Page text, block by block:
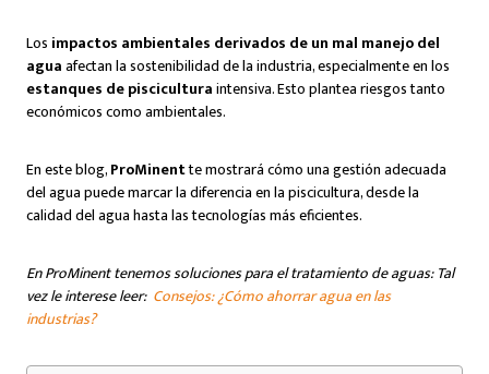
Los impactos ambientales derivados de un mal manejo del
aguaafectan la sostenibilidad de la industria, especialmente en los
estanques de pisciculturaintensiva. Esto plantea riesgos tanto
económicos como ambientales.
En este blog,ProMinentte mostrará cómo una gestión adecuada
del agua puede marcar la diferencia en la piscicultura, desde la
calidad del agua hasta las tecnologías más eficientes.
En ProMinent tenemos soluciones para el tratamiento de aguas: Tal
vez le interese leer: Consejos: ¿Cómo ahorrar agua en las
industrias?